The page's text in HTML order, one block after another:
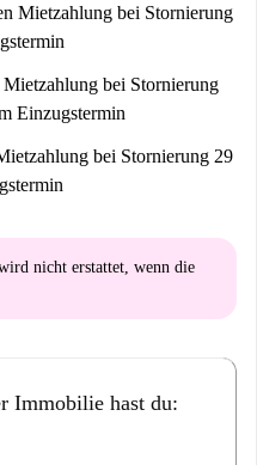
Mietzahlung bei Stornierung
Mietzahlung bei Stornierung
Einzugstermin
bei Stornierung 29
nicht erstattet , wenn die
Immobilie hast du: